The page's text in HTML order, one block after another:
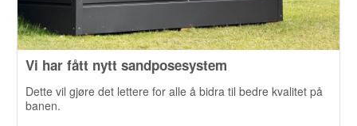
Vi har fått nytt sandposesystem
Dette vil gjøre det lettere for alle å bidra til bedre kvalitet på
banen.